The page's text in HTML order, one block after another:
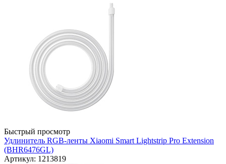
Быстрый просмотр
Удлинитель RGB-ленты Xiaomi Smart Lightstrip Pro Extension
(BHR6476GL)
Артикул: 1213819